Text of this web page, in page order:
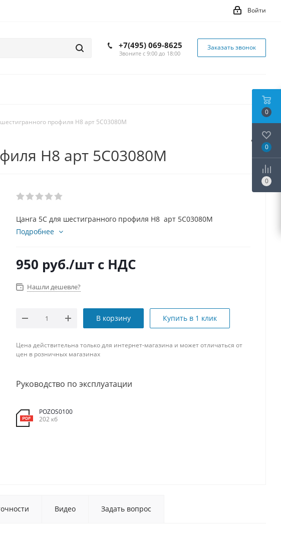
Войти
+7(495) 069-8625
Звоните с 9:00 до 18:00
Заказать звонок
профиля H8 арт 5C03080M
H8 арт 5C03080M
Цанга 5С для шестигранного профиля H8 арт 5C03080M
Подробнее
950 руб./шт с НДС
Нашли дешевле?
В корзину Купить в 1 клик
Цена действительна только для интернет-магазина и может отличаться от
цен в розничных магазинах
Руководство по эксплуатации
POZOS0100
202 кб
Видео Задать вопрос
0
0
0